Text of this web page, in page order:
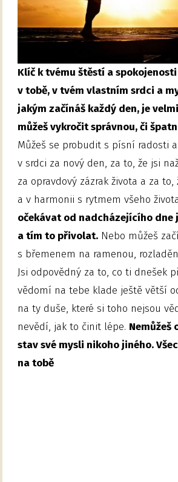
Klíč k tvému štěstí a
v tobě, v tvém vlastním srdci a
jakým začínáš každý den, je
můžeš vykročit správnou, či
Můžeš se probudit s písní radosti
v srdci za nový den, za to, že jsi
za opravdový zázrak života a za
a v harmonii s rytmem všeho
očekávat od nadcházejícího dne
a tím to přivolat. Nebo můžeš
s břemenem na ramenou,
Jsi odpovědný za to, co ti dnešek
vědomí na tebe klade ještě větší
na ty duše, které si toho nejsou
nevědí, jak to činit lépe. Nemůžeš
stav své mysli nikoho jiného.
na tobě